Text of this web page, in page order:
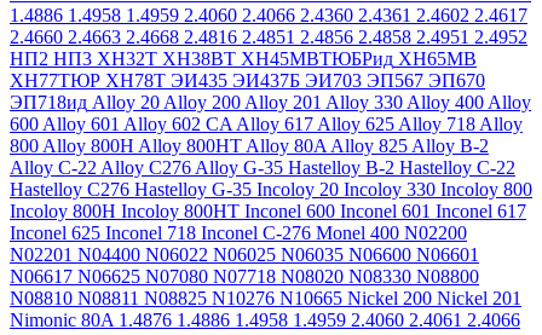
1.4886 1.4958 1.4959 2.4060 2.4066 2.4360 2.4361 2.4602 2.4617
2.4660 2.4663 2.4668 2.4816 2.4851 2.4856 2.4858 2.4951 2.4952
НП2 НП3 ХН32Т ХН38ВТ ХН45МВТЮБРид ХН65МВ
ХН77ТЮР ХН78Т ЭИ435 ЭИ437Б ЭИ703 ЭП567 ЭП670
ЭП718ид Alloy 20 Alloy 200 Alloy 201 Alloy 330 Alloy 400 Alloy
600 Alloy 601 Alloy 602 CA Alloy 617 Alloy 625 Alloy 718 Alloy
800 Alloy 800H Alloy 800HT Alloy 80A Alloy 825 Alloy B-2
Alloy C-22 Alloy C276 Alloy G-35 Hastelloy B-2 Hastelloy C-22
Hastelloy C276 Hastelloy G-35 Incoloy 20 Incoloy 330 Incoloy 800
Incoloy 800H Incoloy 800HT Inconel 600 Inconel 601 Inconel 617
Inconel 625 Inconel 718 Inconel C-276 Monel 400 N02200
N02201 N04400 N06022 N06025 N06035 N06600 N06601
N06617 N06625 N07080 N07718 N08020 N08330 N08800
N08810 N08811 N08825 N10276 N10665 Nickel 200 Nickel 201
Nimonic 80A 1.4876 1.4886 1.4958 1.4959 2.4060 2.4061 2.4066